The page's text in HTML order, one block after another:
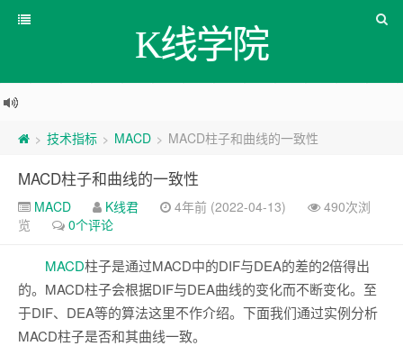
K线学院
> 技术指标 > MACD > MACD柱子和曲线的一致性
MACD柱子和曲线的一致性
MACD K线君 4年前 (2022-04-13)
490次浏
览
0个评论
MACD柱子是通过MACD中的DIF与DEA的差的2倍得出
的。MACD柱子会根据DIF与DEA曲线的变化而不断变化。至
于DIF、DEA等的算法这里不作介绍。下面我们通过实例分析
MACD柱子是否和其曲线一致。